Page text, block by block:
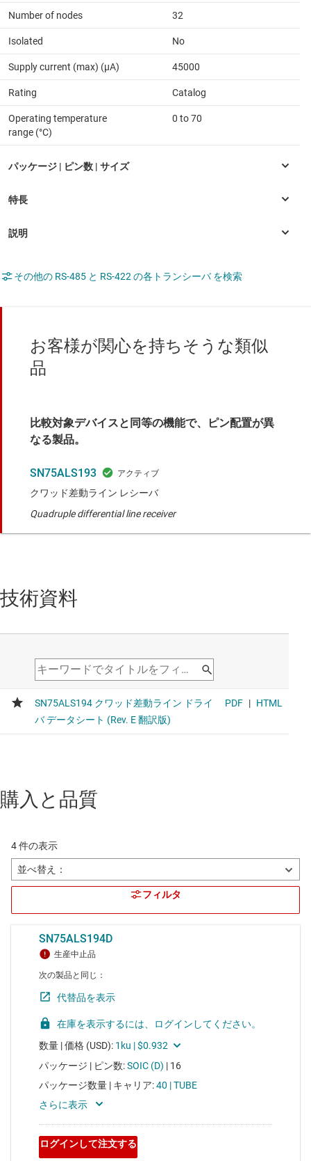
Number of nodes 32
Isolated No
Supply current (max) (µA) 45000
Rating Catalog
Operating temperature
range (°C)
0 to 70
その他の RS-485 と RS-422 の各トランシーバ を検索
お客様が関心を持ちそうな類似
品
比較対象デバイスと同等の機能で、ピン配置が異
なる製品。
SN75ALS193
クワッド差動ライン レシーバ
Quadruple differential line receiver
技術資料
購入と品質